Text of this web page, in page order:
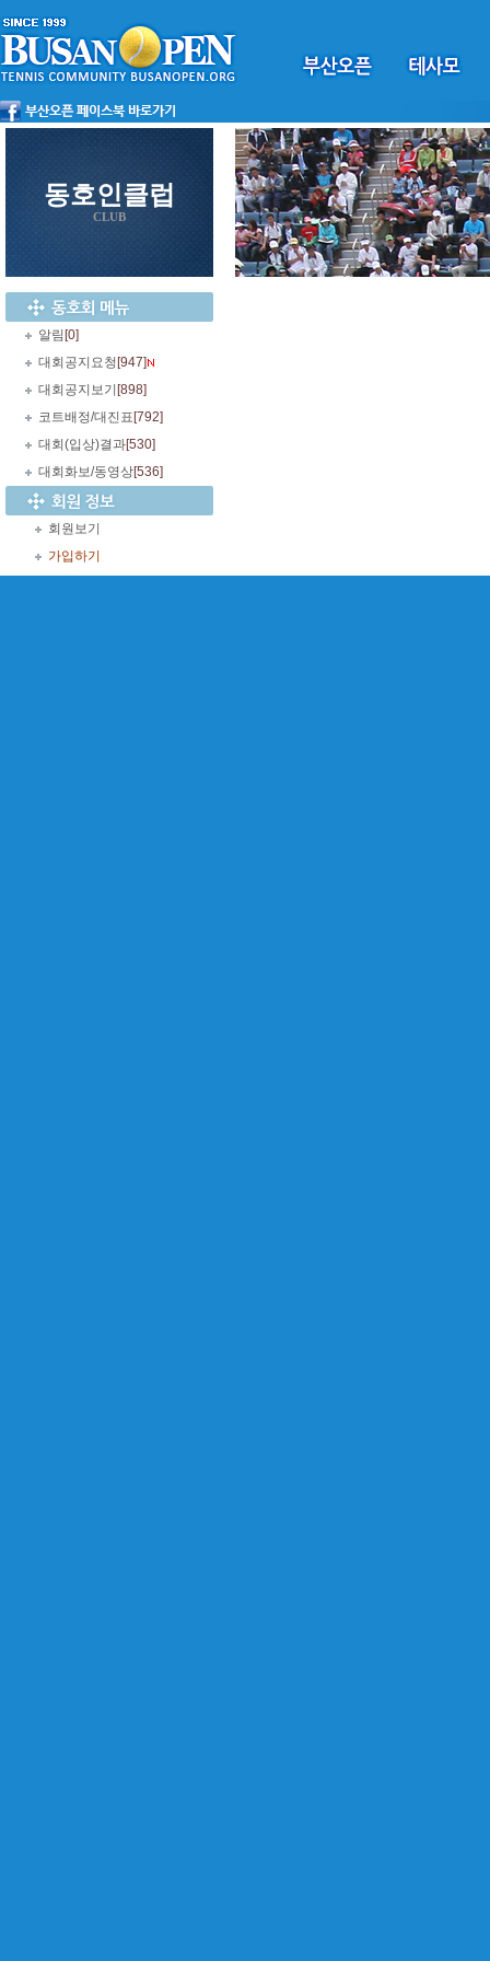
동호인클럽
CLUB
알림 [0]
대회공지요청 [947]
대회공지보기 [898]
코트배정/대진표 [792]
대회(입상)결과[530]
대회화보/동영상[536]
회원보기
가입하기